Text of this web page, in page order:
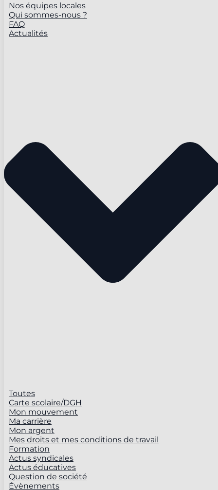
Nos équipes locales
Qui sommes-nous ?
FAQ
Actualités
Toutes
Carte scolaire/DGH
Mon mouvement
Ma carrière
Mon argent
Mes droits et mes conditions de travail
Formation
Actus syndicales
Actus éducatives
Question de société
Évènements